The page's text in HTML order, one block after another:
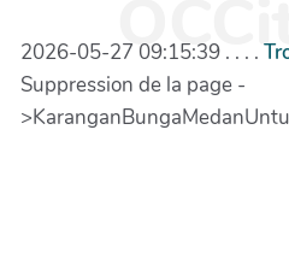
2026-05-27 09:15:39 . . . .
Suppression de la page -